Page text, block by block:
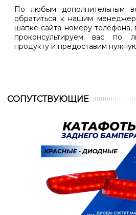
По любым дополнительным
обратиться к нашим
шапке сайта номеру
проконсультируем вас по
продукту и предоставим
CОПУТСТВУЮЩИЕ